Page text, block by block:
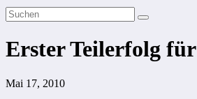
Erster Teilerfolg
Mai 17, 2010